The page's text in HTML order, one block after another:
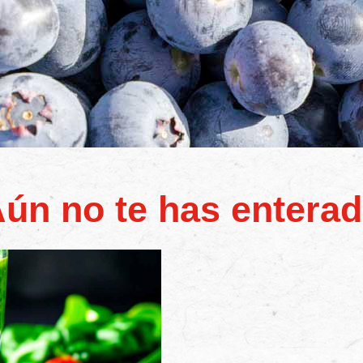
no te has